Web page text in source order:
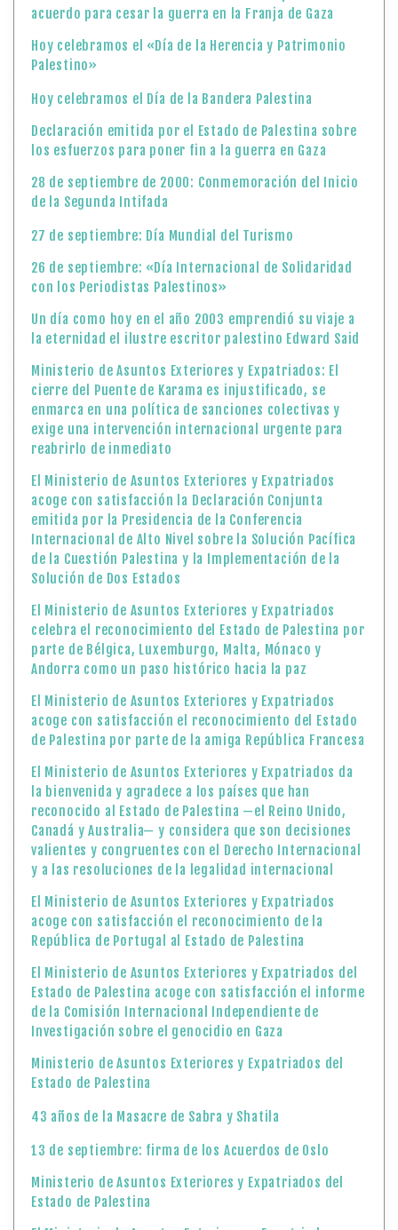
acuerdo para cesar la guerra en la Franja de Gaza
Hoy celebramos el «Día de la Herencia y Patrimonio
Palestino»
Hoy celebramos el Día de la Bandera Palestina
Declaración emitida por el Estado de Palestina sobre
los esfuerzos para poner fin a la guerra en Gaza
28 de septiembre de 2000: Conmemoración del Inicio
de la Segunda Intifada
27 de septiembre: Día Mundial del Turismo
26 de septiembre: «Día Internacional de Solidaridad
con los Periodistas Palestinos»
Un día como hoy en el año 2003 emprendió su viaje a
la eternidad el ilustre escritor palestino Edward Said
Ministerio de Asuntos Exteriores y Expatriados: El
cierre del Puente de Karama es injustificado, se
enmarca en una política de sanciones colectivas y
exige una intervención internacional urgente para
reabrirlo de inmediato
El Ministerio de Asuntos Exteriores y Expatriados
acoge con satisfacción la Declaración Conjunta
emitida por la Presidencia de la Conferencia
Internacional de Alto Nivel sobre la Solución Pacífica
de la Cuestión Palestina y la Implementación de la
Solución de Dos Estados
El Ministerio de Asuntos Exteriores y Expatriados
celebra el reconocimiento del Estado de Palestina por
parte de Bélgica, Luxemburgo, Malta, Mónaco y
Andorra como un paso histórico hacia la paz
El Ministerio de Asuntos Exteriores y Expatriados
acoge con satisfacción el reconocimiento del Estado
de Palestina por parte de la amiga República Francesa
El Ministerio de Asuntos Exteriores y Expatriados da
la bienvenida y agradece a los países que han
reconocido al Estado de Palestina —el Reino Unido,
Canadá y Australia— y considera que son decisiones
valientes y congruentes con el Derecho Internacional
y a las resoluciones de la legalidad internacional
El Ministerio de Asuntos Exteriores y Expatriados
acoge con satisfacción el reconocimiento de la
República de Portugal al Estado de Palestina
El Ministerio de Asuntos Exteriores y Expatriados del
Estado de Palestina acoge con satisfacción el informe
de la Comisión Internacional Independiente de
Investigación sobre el genocidio en Gaza
Ministerio de Asuntos Exteriores y Expatriados del
Estado de Palestina
43 años de la Masacre de Sabra y Shatila
13 de septiembre: firma de los Acuerdos de Oslo
Ministerio de Asuntos Exteriores y Expatriados del
Estado de Palestina